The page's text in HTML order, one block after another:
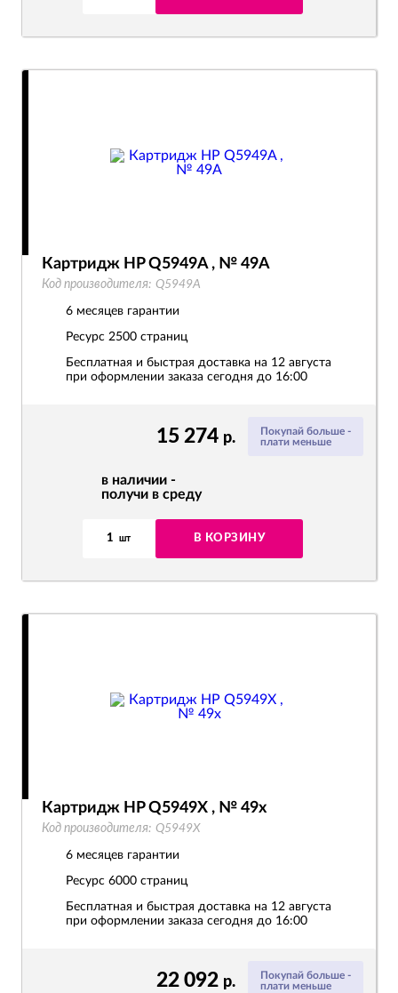
Покупай больше -
плати меньше
15 274 р.
в наличии -
получи в среду
1 шт В КОРЗИНУ
Картридж HP Q5949A , № 49A
Код производителя: Q5949A
6 месяцев гарантии
Ресурс 2500 страниц
Бесплатная и быстрая доставка на 12 августа
при оформлении заказа сегодня до 16:00
Покупай больше -
плати меньше
22 092 р.
Картридж HP Q5949X , № 49x
Код производителя: Q5949X
6 месяцев гарантии
Ресурс 6000 страниц
Бесплатная и быстрая доставка на 12 августа
при оформлении заказа сегодня до 16:00